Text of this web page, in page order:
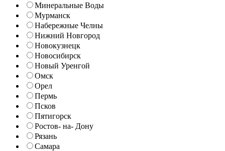
Минеральные Воды
Мурманск
Набережные Челны
Нижний Новгород
Новокузнецк
Новосибирск
Новый Уренгой
Омск
Орел
Пермь
Псков
Пятигорск
Ростов- на- Дону
Рязань
Самара